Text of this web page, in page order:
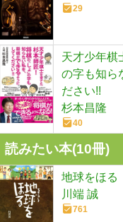
29
天才少年棋
の字も知ら
ださい!!
杉本昌隆
40
読みたい本(10冊)
地球をほる
川端 誠
761